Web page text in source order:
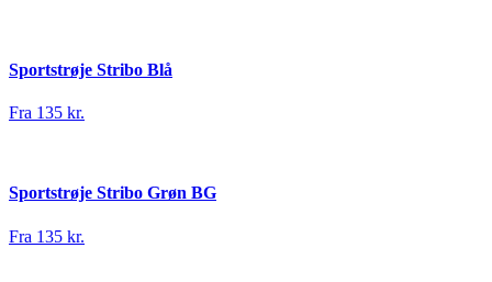
Sportstrøje Stribo Blå
Fra 135 kr.
Sportstrøje Stribo Grøn BG
Fra 135 kr.